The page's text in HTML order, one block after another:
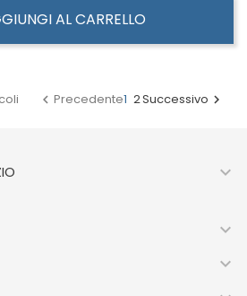
AL CARRELLO
 Precedente1 2Successivo 


